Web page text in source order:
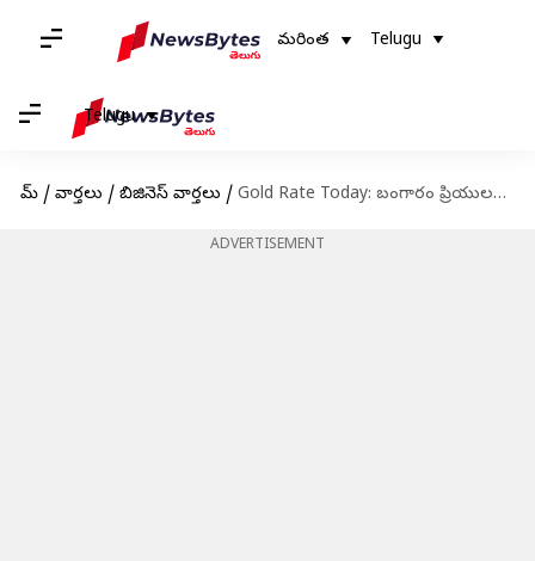
మరింత Telugu
Telugu
హోమ్ / వార్తలు / బిజినెస్ వార్తలు / Gold Rate Today: బంగారం ప్రియులకు గుడ్‌న్యూస్.. మళ్లీ తగ్గిన పసిడి ధర.. తులం ఎంతంటే…
ADVERTISEMENT